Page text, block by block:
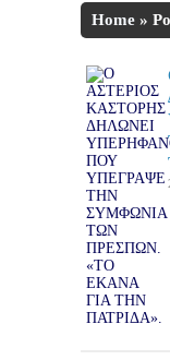
Home »